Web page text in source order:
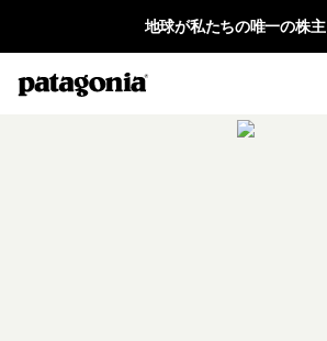
地球が私たちの唯一の株主